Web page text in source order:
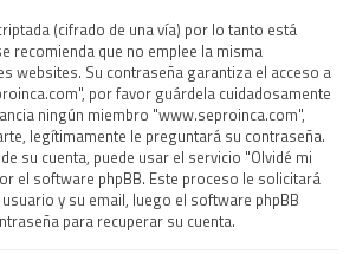
(cifrado de una vía) por lo tanto está
recomienda que no emplee la misma
websites. Su contraseña garantiza el acceso a
por favor guárdela cuidadosamente
ningún miembro "www.seproinca.com",
legítimamente le preguntará su contraseña.
su cuenta, puede usar el servicio "Olvidé mi
el software phpBB. Este proceso le solicitará
y su email, luego el software phpBB
para recuperar su cuenta.